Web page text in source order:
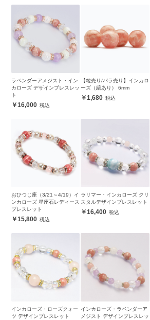
ラベンダーアメジスト・イン
カローズ デザインブレスレッ
ト
16,000
【粒売り/バラ売り】インカロ
ーズ（縞あり） 6mm
1,680
おひつじ座（3/21～4/19）イ
ンカローズ 星座石レディース
ブレスレット
15,800
ラリマー・インカローズ クリ
スタルデザインブレスレット
16,400
インカローズ・ローズクォー
ツ デザインブレスレット
インカローズ・ラベンダーア
メジスト デザインブレスレッ